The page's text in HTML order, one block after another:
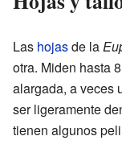
Las hojasde la
otra. Miden hasta
alargada, a veces
ser ligeramente
tienen algunos